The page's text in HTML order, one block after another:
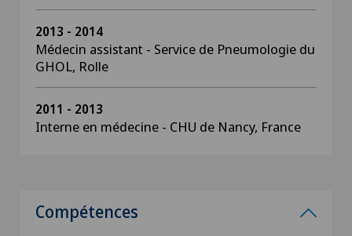
2013 - 2014
Médecin assistant - Service de Pneumologie du
GHOL, Rolle
2011 - 2013
Interne en médecine - CHU de Nancy, France
Compétences